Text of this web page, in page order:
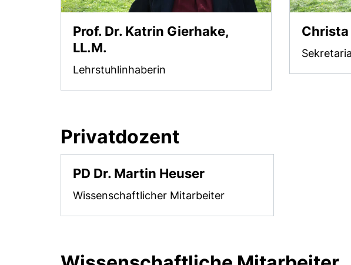
Prof. Dr. Katrin Gierhake,
LL.M.
Lehrstuhlinhaberin
Christa
Privatdozent
PD Dr. Martin Heuser
Wissenschaftlicher Mitarbeiter